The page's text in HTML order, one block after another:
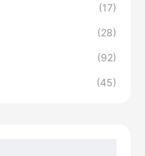
(17)
(28)
(92)
(45)